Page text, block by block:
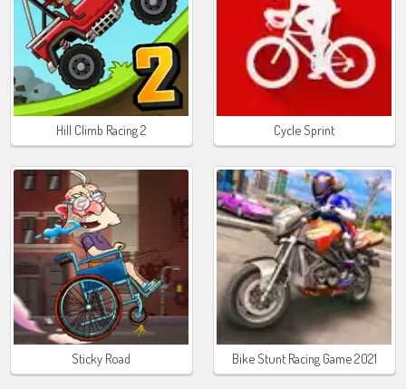
Hill Climb Racing 2 Cycle Sprint
Sticky Road Bike Stunt Racing Game 2021